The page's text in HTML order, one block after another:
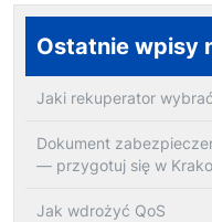
Ostatnie wpisy
Jaki rekuperator
Dokument
— przygotuj się w
Jak wdrożyć QoS